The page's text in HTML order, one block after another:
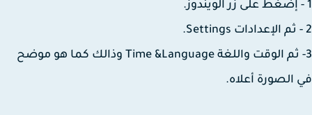
3- ثم الوقت واللغة Time &Language وذالك كما هو موضح
الصورة أعلاه.